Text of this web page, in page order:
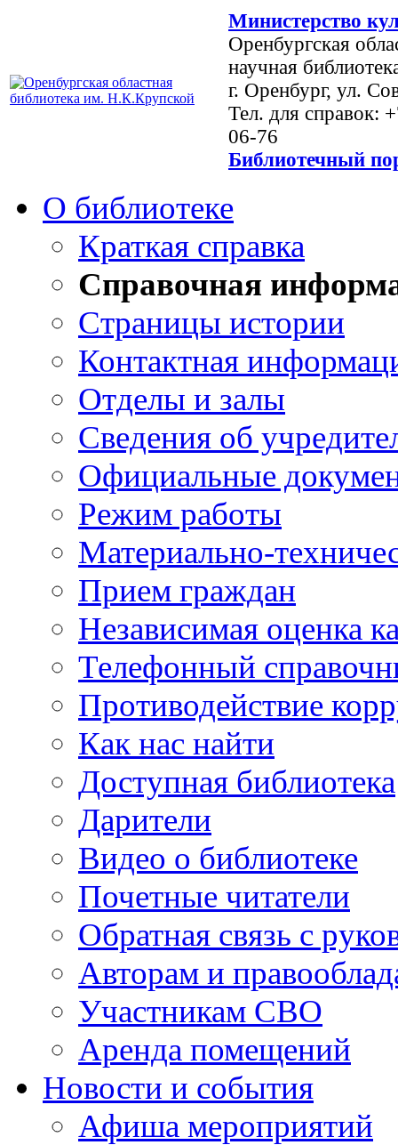
Министерство
Оренбургская
научная
г. Оренбург, ул.
Тел. для справок:
06-76
Библиотечный
О библиотеке
Краткая справка
Справочная
Страницы истории
Контактная
Отделы и залы
Сведения об
Официальные
Режим работы
Материально-
Прием граждан
Независимая оценка
Телефонный
Противодействие
Как нас найти
Доступная библиотека
Дарители
Видео о библиотеке
Почетные читатели
Обратная связь с
Авторам и
Участникам СВО
Аренда помещений
Новости и события
Афиша мероприятий